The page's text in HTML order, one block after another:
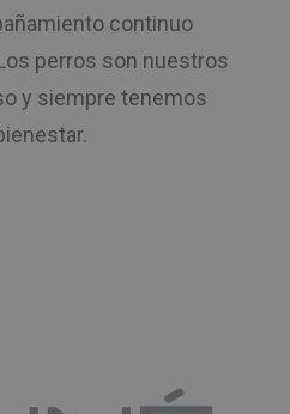
continuo
perros son nuestros
y siempre tenemos